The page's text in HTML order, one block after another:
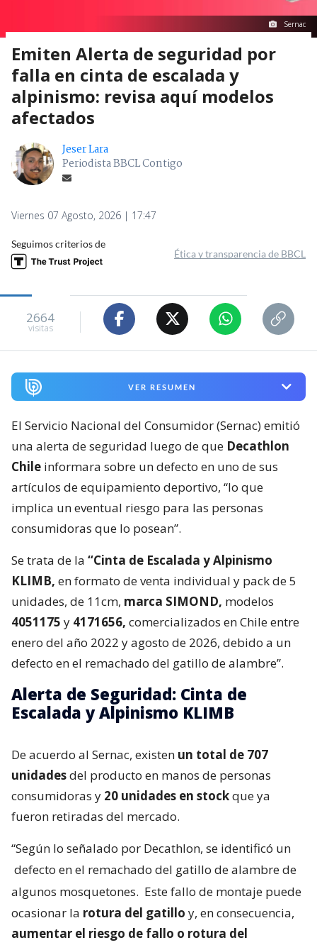
Sernac
Emiten Alerta de seguridad por
falla en cinta de escalada y
alpinismo: revisa aquí modelos
afectados
Jeser Lara
Periodista BBCL Contigo
Viernes 07 Agosto, 2026 | 17:47
Seguimos criterios de
Ética y transparencia de BBCL
2664
visitas
VER RESUMEN
El Servicio Nacional del Consumidor (Sernac) emitió
una alerta de seguridad luego de que Decathlon
Chile informara sobre un defecto en uno de sus
artículos de equipamiento deportivo, “lo que
implica un eventual riesgo para las personas
consumidoras que lo posean”.
Se trata de la “Cinta de Escalada y Alpinismo
KLIMB, en formato de venta individual y pack de 5
unidades, de 11cm, marca SIMOND, modelos
4051175 y 4171656, comercializados en Chile entre
enero del año 2022 y agosto de 2026, debido a un
defecto en el remachado del gatillo de alambre”.
Alerta de Seguridad: Cinta de
Escalada y Alpinismo KLIMB
De acuerdo al Sernac, existen un total de 707
unidadesdel producto en manos de personas
consumidoras y 20 unidades en stockque ya
fueron retiradas del mercado.
“Según lo señalado por Decathlon, se identificó un
defecto en el remachado del gatillo de alambre de
algunos mosquetones. Este fallo de montaje puede
ocasionar la rotura del gatillo y, en consecuencia,
aumentar el riesgo de fallo o rotura del